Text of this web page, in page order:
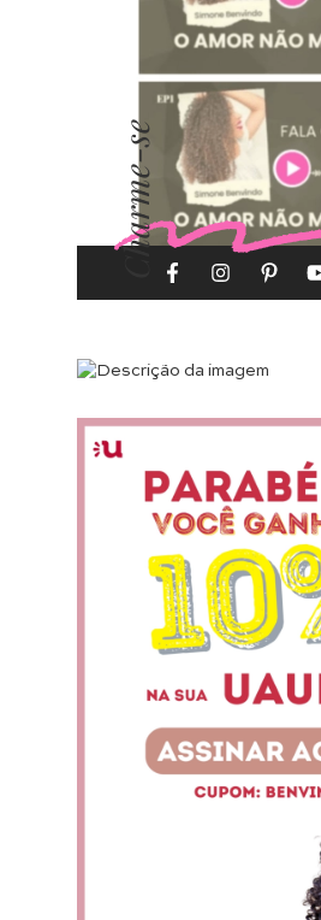
Charme-se